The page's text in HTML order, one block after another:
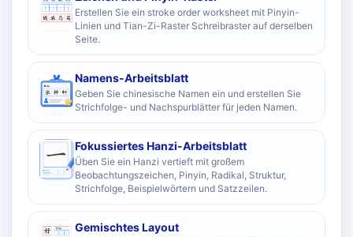
Erstellen Sie ein stroke order worksheet mit Pinyin-
Linien und Tian-Zi-Raster Schreibraster auf derselben
Seite.
Namens-Arbeitsblatt
Geben Sie chinesische Namen ein und erstellen Sie
Strichfolge- und Nachspurblätter für jeden Namen.
Fokussiertes Hanzi-Arbeitsblatt
Üben Sie ein Hanzi vertieft mit großem
Beobachtungszeichen, Pinyin, Radikal, Struktur,
Strichfolge, Beispielwörtern und Satzzeilen.
Gemischtes Layout